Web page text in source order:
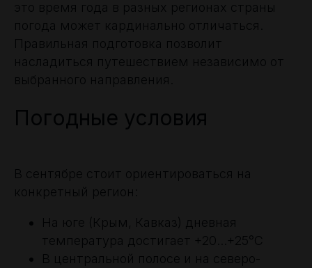
это время года в разных регионах страны
погода может кардинально отличаться.
Правильная подготовка позволит
насладиться путешествием независимо от
выбранного направления.
Погодные условия
В сентябре стоит ориентироваться на
конкретный регион:
На юге (Крым, Кавказ) дневная
температура достигает +20...+25°C
В центральной полосе и на северо-